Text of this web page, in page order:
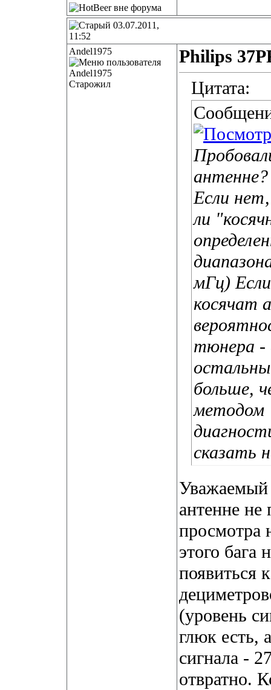
03.07.2011,
11:52
Andel1975
Старожил
Philips
Цитата:
Если
ли
мГц)
косячат
тюнера -
больше,
методом
сказать
антенне не
просмотра
этого бага
появиться
(уровень
глюк есть,
сигнала -
отвратно.